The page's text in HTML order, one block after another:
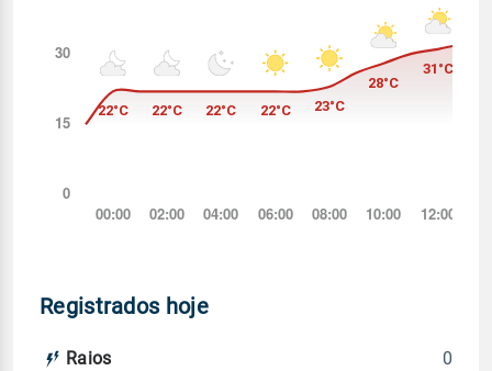
Registrados hoje
Raios 0